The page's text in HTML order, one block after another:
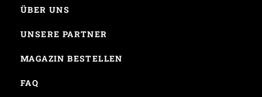
ÜBER UNS
UNSERE PARTNER
MAGAZIN BESTELLEN
FAQ